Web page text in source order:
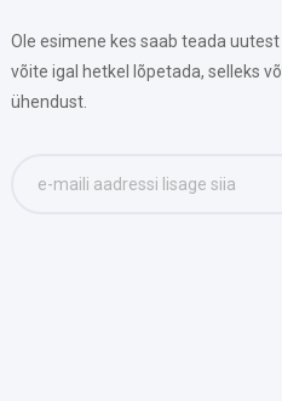
Ole esimene kes saab teada
võite igal hetkel lõpetada, selleks
ühendust.